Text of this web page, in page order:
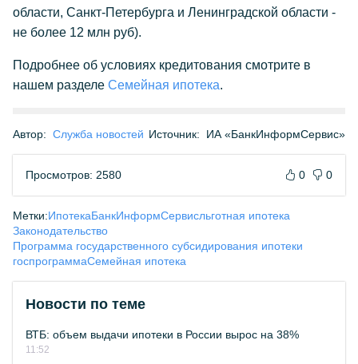
области, Санкт-Петербурга и Ленинградской области -
не более 12 млн руб).
Подробнее об условиях кредитования смотрите в
нашем разделе Семейная ипотека.
Автор: Служба новостей Источник: ИА «БанкИнформСервис»
Просмотров: 2580 0 0
Метки:ИпотекаБанкИнформСервисльготная ипотека
Законодательство
Программа государственного субсидирования ипотеки
госпрограммаСемейная ипотека
Новости по теме
ВТБ: объем выдачи ипотеки в России вырос на 38%
11:52